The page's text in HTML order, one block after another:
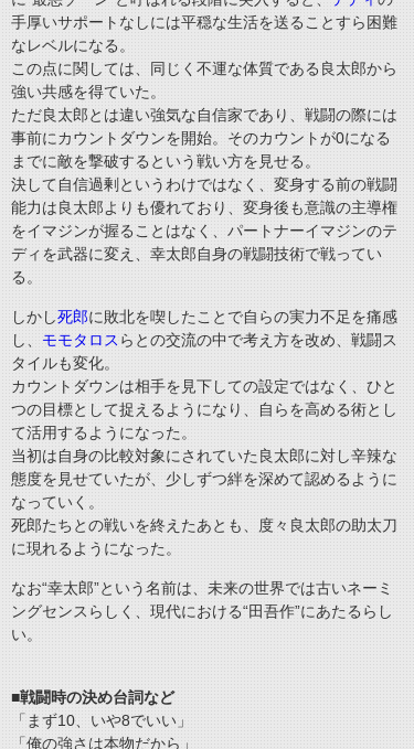
手厚いサポートなしには平穏な生活を送ることすら困難
なレベルになる。
この点に関しては、同じく不運な体質である良太郎から
強い共感を得ていた。
ただ良太郎とは違い強気な自信家であり、戦闘の際には
事前にカウントダウンを開始。そのカウントが0になる
までに敵を撃破するという戦い方を見せる。
決して自信過剰というわけではなく、変身する前の戦闘
能力は良太郎よりも優れており、変身後も意識の主導権
をイマジンが握ることはなく、パートナーイマジンのテ
ディを武器に変え、幸太郎自身の戦闘技術で戦ってい
る。
しかし死郎に敗北を喫したことで自らの実力不足を痛感
し、 モモタロス らとの交流の中で考え方を改め、戦闘ス
タイルも変化。
カウントダウンは相手を見下しての設定ではなく、ひと
つの目標として捉えるようになり、自らを高める術とし
て活用するようになった。
当初は自身の比較対象にされていた良太郎に対し辛辣な
態度を見せていたが、少しずつ絆を深めて認めるように
なっていく。
死郎たちとの戦いを終えたあとも、度々良太郎の助太刀
に現れるようになった。
なお“幸太郎”という名前は、未来の世界では古いネーミ
ングセンスらしく、現代における“田吾作”にあたるらし
い。
■戦闘時の決め台詞など
「まず10、いや8でいい」
「俺の強さは本物だから」